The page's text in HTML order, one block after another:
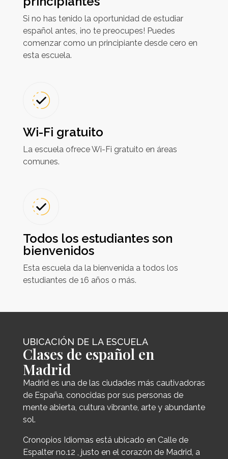
Si no has tenido la oportunidad de estudiar
español antes, ¡no te preocupes! Puedes
comenzar como un principiante desde cero en
esta escuela.
Wi-Fi gratuito
La escuela ofrece Wi-Fi gratuito en áreas
comunes.
Todos los estudiantes son
bienvenidos
Esta escuela da la bienvenida a todos los
estudiantes de 16 años o más.
UBICACIÓN DE LA ESCUELA
Clases de español en
Madrid
Madrid es una de las ciudades más cautivadoras
de España, conocidas por sus personas de
mente abierta, cultura vibrante, arte y abundante
sol.
Cronopios Idiomas está ubicado en Calle de
Espalter no.12 , justo en el corazón de Madrid, a